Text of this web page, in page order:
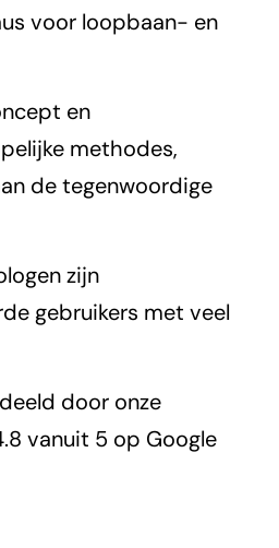
voor loopbaan- en
en
methodes,
de tegenwoordige
zijn
gebruikers met veel
door onze
vanuit 5 op Google